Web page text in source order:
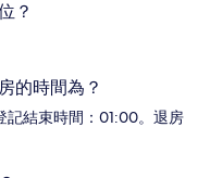
？
的時間為？
記結束時間：01:00。退房